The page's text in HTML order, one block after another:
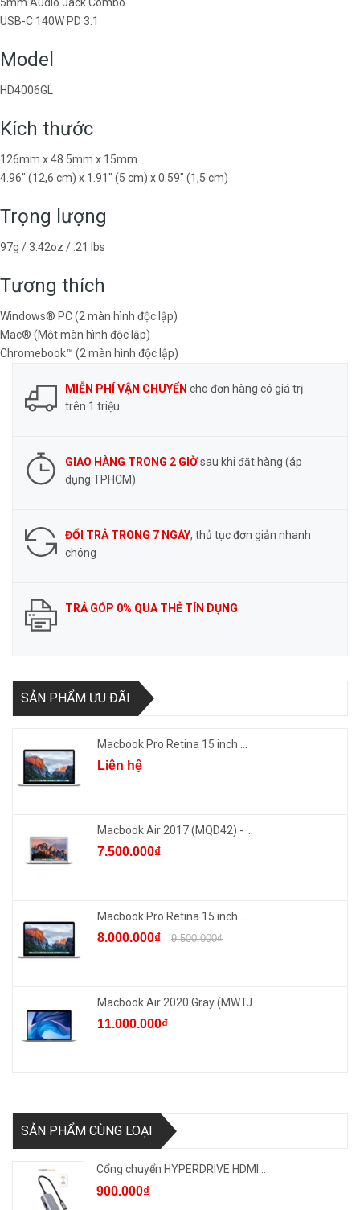
USB-C 140W PD 3.1
Model
HD4006GL
Kích thước
126mm x 48.5mm x 15mm
4.96″​ (12,6 cm) x 1.91″​ (5 cm) x 0.59″​ (1,5 cm)
Trọng lượng
97g / 3.42oz / .21 lbs
Tương thích
Windows® PC (2 màn hình độc lập)
Mac® (Một màn hình độc lập)
Chromebook™ (2 màn hình độc lập)
MIỄN PHÍ VẬN CHUYỂN cho đơn hàng có giá trị
trên 1 triệu
GIAO HÀNG TRONG 2 GIỜsau khi đặt hàng (áp
dụng TPHCM)
ĐỔI TRẢ TRONG 7 NGÀY, thủ tục đơn giản nhanh
chóng
TRẢ GÓP 0% QUA THẺ TÍN DỤNG
SẢN PHẨM ƯU ĐÃI
Macbook Pro Retina 15 inch ...
Liên hệ
Macbook Air 2017 (MQD42) - ...
7.500.000₫
Macbook Pro Retina 15 inch ...
8.000.000₫ 9.500.000₫
Macbook Air 2020 Gray (MWTJ...
11.000.000₫
SẢN PHẨM CÙNG LOẠI
Cổng chuyển HYPERDRIVE HDMI...
900.000₫